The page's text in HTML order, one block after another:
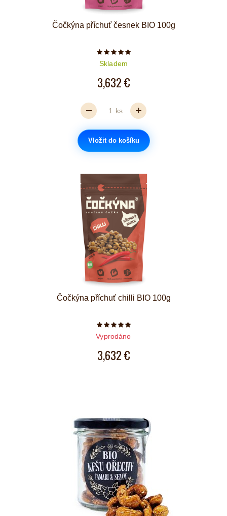
Čočkýna příchuť česnek BIO 100g
Počet hvězdiček je 5 z 5
Skladem
3,632 €
ks
Vložit do košíku
Čočkýna příchuť chilli BIO 100g
Počet hvězdiček je 5 z 5
Vyprodáno
3,632 €